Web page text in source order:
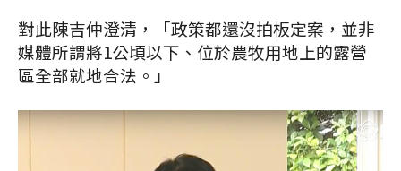
對此陳吉仲澄清，「政策都還沒拍板定案，並非
媒體所謂將1公頃以下、位於農牧用地上的露營
區全部就地合法。」